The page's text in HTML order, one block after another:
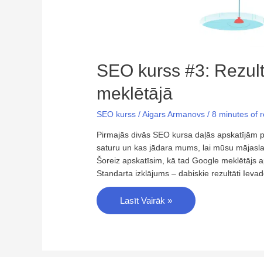
SEO kurss #3:
meklētājā
SEO kurss /Aigars Armanovs/8 minutes of
Pirmajās divās SEO kursa daļās apskatījām
saturu un kas jādara mums, lai mūsu
Šoreiz apskatīsim, kā tad Google meklētājs
Standarta izklājums – dabiskie rezultāti
Lasīt Vairāk »